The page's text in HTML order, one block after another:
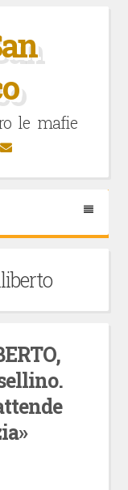
le mafie
Email